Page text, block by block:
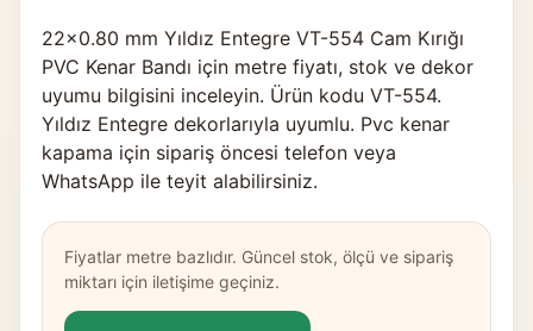
22×0.80 mm Yıldız Entegre VT-554 Cam Kırığı
PVC Kenar Bandı için metre fiyatı, stok ve dekor
uyumu bilgisini inceleyin. Ürün kodu VT-554.
Yıldız Entegre dekorlarıyla uyumlu. Pvc kenar
kapama için sipariş öncesi telefon veya
WhatsApp ile teyit alabilirsiniz.
Fiyatlar metre bazlıdır. Güncel stok, ölçü ve sipariş
miktarı için iletişime geçiniz.